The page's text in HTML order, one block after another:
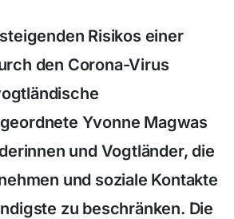
Risikos einer
den Corona-Virus
Yvonne Magwas
und Vogtländer, die
und soziale Kontakte
zu beschränken. Die